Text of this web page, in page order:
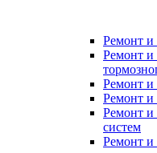
Ремонт и
Ремонт и
Ремонт и
Ремонт и
Ремонт и
систем
Ремонт и